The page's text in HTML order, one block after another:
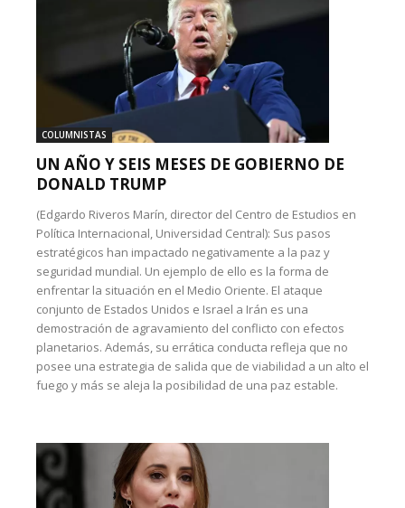
COLUMNISTAS
UN AÑO Y SEIS MESES DE GOBIERNO DE
DONALD TRUMP
(Edgardo Riveros Marín, director del Centro de Estudios en
Política Internacional, Universidad Central): Sus pasos
estratégicos han impactado negativamente a la paz y
seguridad mundial. Un ejemplo de ello es la forma de
enfrentar la situación en el Medio Oriente. El ataque
conjunto de Estados Unidos e Israel a Irán es una
demostración de agravamiento del conflicto con efectos
planetarios. Además, su errática conducta refleja que no
posee una estrategia de salida que de viabilidad a un alto el
fuego y más se aleja la posibilidad de una paz estable.